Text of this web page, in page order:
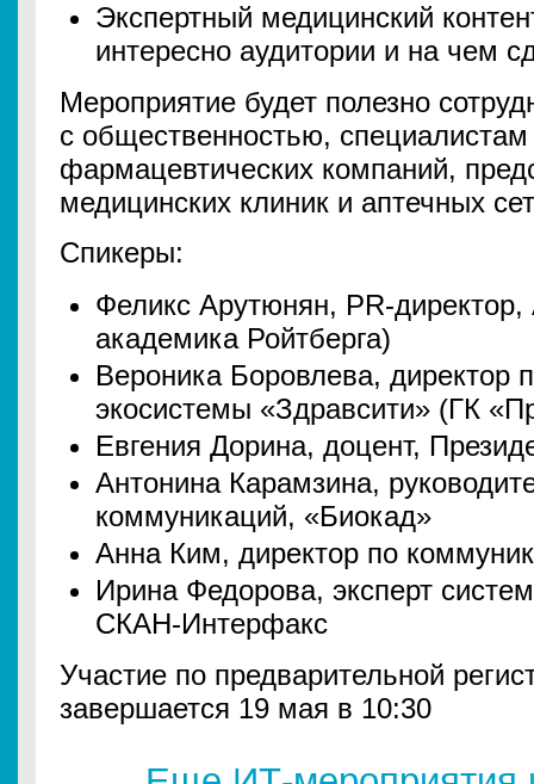
Экспертный медицинский
интересно аудитории и на чем
Мероприятие будет полезно
с общественностью,
фармацевтических компаний,
медицинских клиник и аптечных
Спикеры:
Феликс Арутюнян, PR-
академика Ройтберга)
Вероника Боровлева, директор
экосистемы «Здравсити» (ГК
Евгения Дорина, доцент,
Антонина Карамзина,
коммуникаций, «Биокад»
Анна Ким, директор по
Ирина Федорова, эксперт
СКАН-Интерфакс
Участие по предварительной
завершается 19 мая в 10:30